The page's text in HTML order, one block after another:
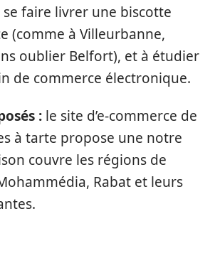
faire livrer une biscotte
(comme à Villeurbanne,
oublier Belfort), et à étudier
de commerce électronique.
: le site d’e-commerce de
à tarte propose une notre
couvre les régions de
Rabat et leurs